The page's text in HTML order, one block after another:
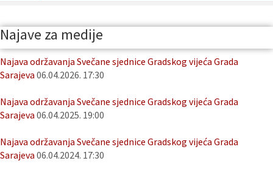
Najave za medije
Najava održavanja Svečane sjednice Gradskog vijeća Grada
Sarajeva 06.04.2026. 17:30
Najava održavanja Svečane sjednice Gradskog vijeća Grada
Sarajeva 06.04.2025. 19:00
Najava održavanja Svečane sjednice Gradskog vijeća Grada
Sarajeva 06.04.2024. 17:30